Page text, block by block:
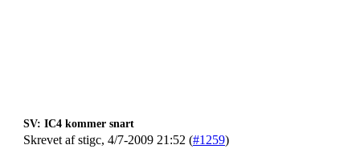
SV: IC4 kommer snart
Skrevet af stigc, 4/7-2009 21:52 (#1259)